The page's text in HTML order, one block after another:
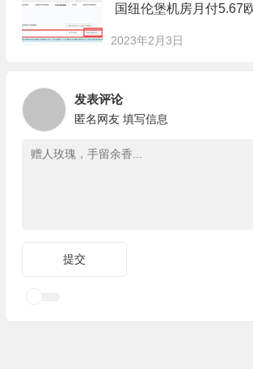
国纽伦堡机房月付5.67
2023年2月3日
发表评论
匿名网友 填写信息